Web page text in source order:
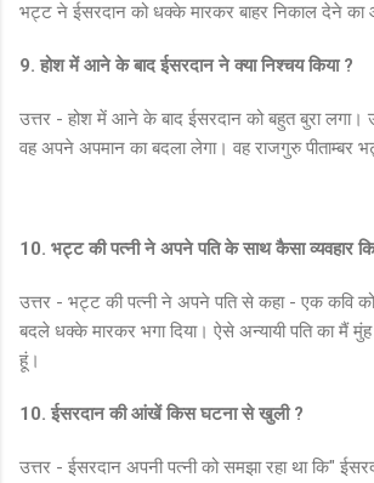
भट्ट ने ईसरदान को धक्के मारकर बाहर निकाल देने का
9. होश में आने के बाद ईसरदान ने क्या निश्चय किया ?
उत्तर - होश में आने के बाद ईसरदान को बहुत बुरा लगा।
वह अपने अपमान का बदला लेगा। वह राजगुरु पीताम्बर
10. भट्ट की पत्नी ने अपने पति के साथ कैसा व्यवहार
उत्तर - भट्ट की पत्नी ने अपने पति से कहा - एक कवि
बदले धक्के मारकर भगा दिया। ऐसे अन्यायी पति का मैं मुंह
हूं।
10. ईसरदान की आंखें किस घटना से खुली ?
उत्तर - ईसरदान अपनी पत्नी को समझा रहा था कि"